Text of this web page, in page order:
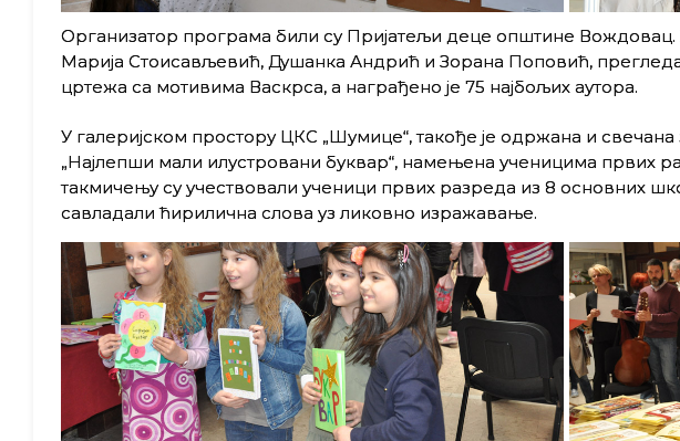
Организатор програма били су Пријатељи деце општине
Марија Стоисављевић, Душанка Андрић и Зорана Поповић,
цртежа са мотивима Васкрса, а награђено је 75 најбољих аутора.
У галеријском простору ЦКС „Шумице“, такође је одржана и
„Најлепши мали илустровани буквар“, намењена ученицима првих
такмичењу су учествовали ученици првих разреда из 8 основних
савладали ћирилична слова уз ликовно изражавање.